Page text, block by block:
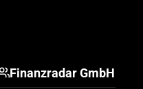
Finanzradar GmbH